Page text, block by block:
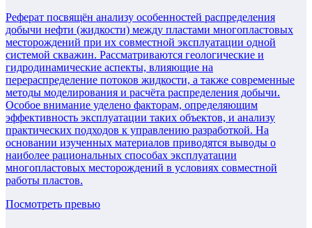
Реферат посвящён анализу особенностей распределения
добычи нефти (жидкости) между пластами многопластовых
месторождений при их совместной эксплуатации одной
системой скважин. Рассматриваются геологические и
гидродинамические аспекты, влияющие на
перераспределение потоков жидкости, а также современные
методы моделирования и расчёта распределения добычи.
Особое внимание уделено факторам, определяющим
эффективность эксплуатации таких объектов, и анализу
практических подходов к управлению разработкой. На
основании изученных материалов приводятся выводы о
наиболее рациональных способах эксплуатации
многопластовых месторождений в условиях совместной
работы пластов.
Посмотреть превью